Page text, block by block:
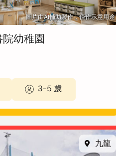
圖片由AI輔助製作，僅作示意用途
幼稚園
3-5 歲
九龍